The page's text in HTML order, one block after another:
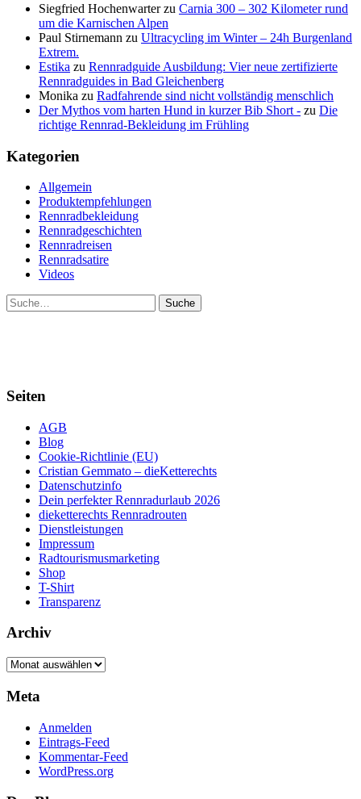
Siegfried Hochenwarterzu Carnia 300 – 302 Kilometer rund
um die Karnischen Alpen
Paul Stirnemann zu Ultracycling im Winter – 24h Burgenland
Extrem.
Estika zu Rennradguide Ausbildung: Vier neue zertifizierte
Rennradguides in Bad Gleichenberg
Monika zu Radfahrende sind nicht vollständig menschlich
Der Mythos vom harten Hund in kurzer Bib Short - zu Die
richtige Rennrad-Bekleidung im Frühling
Kategorien
Allgemein
Produktempfehlungen
Rennradbekleidung
Rennradgeschichten
Rennradreisen
Rennradsatire
Videos
Suche
Seiten
AGB
Blog
Cookie-Richtlinie (EU)
Cristian Gemmato – dieKetterechts
Datenschutzinfo
Dein perfekter Rennradurlaub 2026
dieketterechts Rennradrouten
Dienstleistungen
Impressum
Radtourismusmarketing
Shop
T-Shirt
Transparenz
Archiv
Archiv
Meta
Anmelden
Eintrags-Feed
Kommentar-Feed
WordPress.org